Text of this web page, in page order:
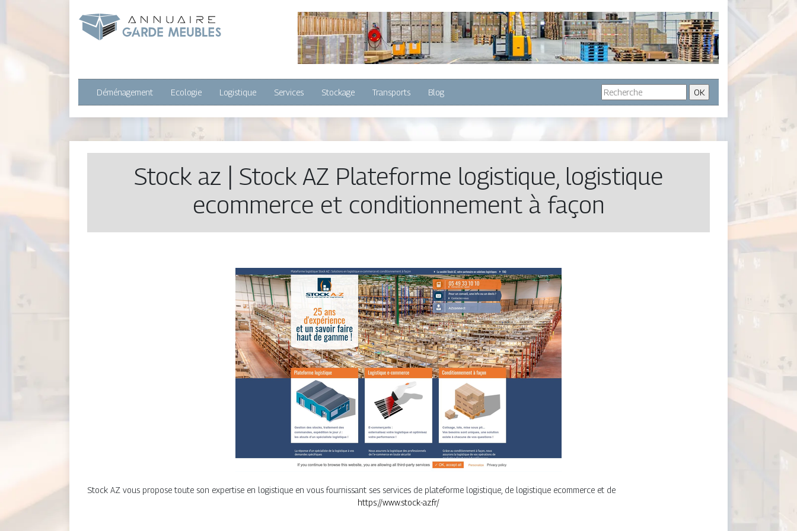
Déménagement Ecologie Logistique Services Stockage Transports Blog
Stock az | Stock AZ Plateforme logistique, logistique
ecommerce et con­dition­ne­ment à façon
Stock AZ vous propose toute son expertise en logistique en vous fournissant ses services de plateforme logistique, de logistique ecommerce et de
https://www.stock-az.fr/